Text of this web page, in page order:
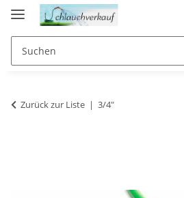
Zurück zur Liste 3/4"